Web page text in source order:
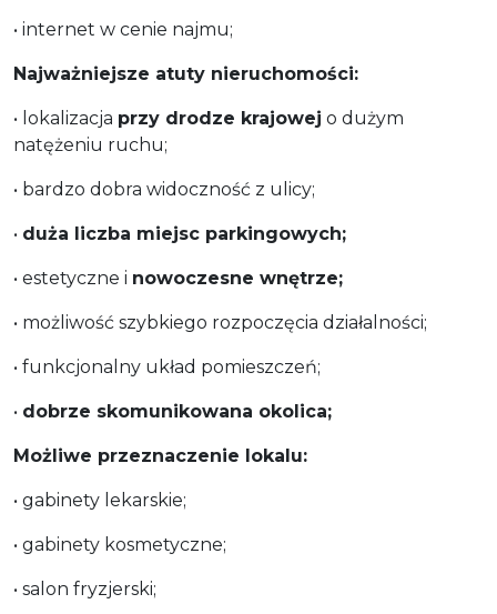
• internet w cenie najmu;
Najważniejsze atuty nieruchomości:
• lokalizacja przy drodze krajowej o dużym
natężeniu ruchu;
• bardzo dobra widoczność z ulicy;
• duża liczba miejsc parkingowych;
• estetyczne i nowoczesne wnętrze;
• możliwość szybkiego rozpoczęcia działalności;
• funkcjonalny układ pomieszczeń;
• dobrze skomunikowana okolica;
Możliwe przeznaczenie lokalu:
• gabinety lekarskie;
• gabinety kosmetyczne;
• salon fryzjerski;